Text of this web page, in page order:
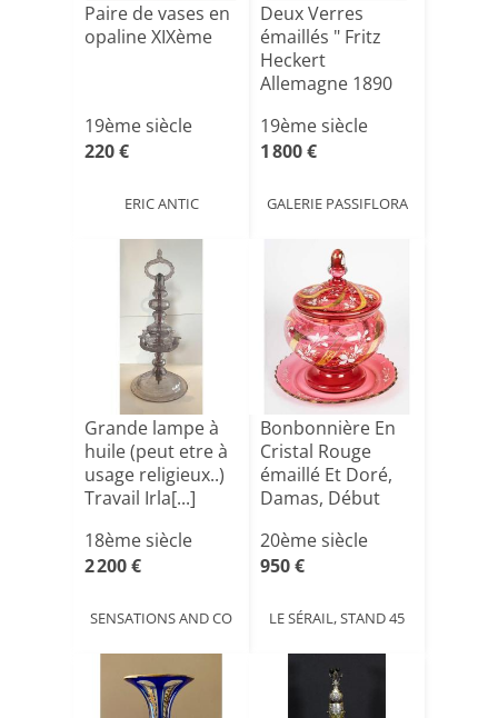
Paire de vases en
opaline XIXème
19ème siècle
220 €
ERIC ANTIC
Deux Verres
émaillés " Fritz
Heckert
Allemagne 1890
19ème siècle
1 800 €
GALERIE PASSIFLORA
Grande lampe à
huile (peut etre à
usage religieux..)
Travail Irla[...]
18ème siècle
2 200 €
SENSATIONS AND CO
Bonbonnière En
Cristal Rouge
émaillé Et Doré,
Damas, Début
20ème siècle
950 €
LE SÉRAIL, STAND 45